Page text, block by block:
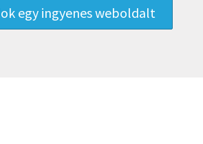
egy ingyenes weboldalt